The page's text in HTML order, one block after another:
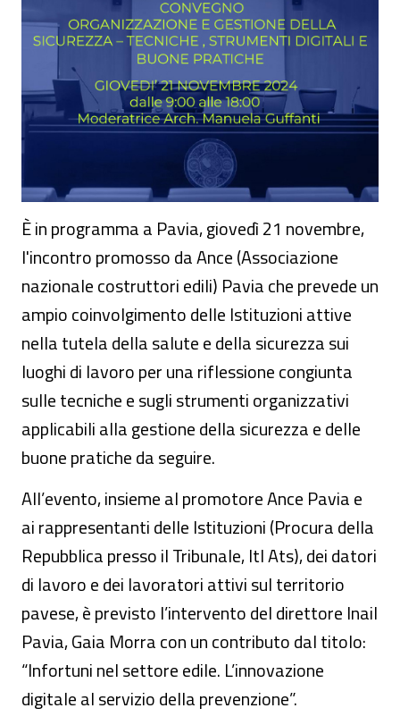
È in programma a Pavia, giovedì 21 novembre,
l'incontro promosso da Ance (Associazione
nazionale costruttori edili) Pavia che prevede un
ampio coinvolgimento delle Istituzioni attive
nella tutela della salute e della sicurezza sui
luoghi di lavoro per una riflessione congiunta
sulle tecniche e sugli strumenti organizzativi
applicabili alla gestione della sicurezza e delle
buone pratiche da seguire.
All’evento, insieme al promotore Ance Pavia e
ai rappresentanti delle Istituzioni (Procura della
Repubblica presso il Tribunale, Itl Ats), dei datori
di lavoro e dei lavoratori attivi sul territorio
pavese, è previsto l’intervento del direttore Inail
Pavia, Gaia Morra con un contributo dal titolo:
“Infortuni nel settore edile. L’innovazione
digitale al servizio della prevenzione”.